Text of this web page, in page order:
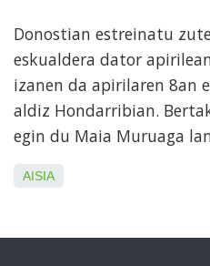
Donostian estreinatu
eskualdera dator
izanen da apirilaren 8an
aldiz Hondarribian.
egin du Maia Muruaga
AISIA